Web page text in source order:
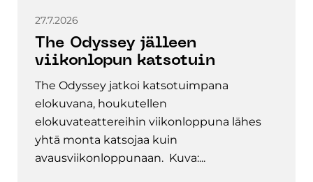
27.7.2026
The Odyssey jälleen
viikonlopun katsotuin
The Odyssey jatkoi katsotuimpana
elokuvana, houkutellen
elokuvateattereihin viikonloppuna lähes
yhtä monta katsojaa kuin
avausviikonloppunaan. Kuva:...